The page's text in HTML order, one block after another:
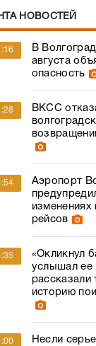
НОВОСТЕЙ
В
августа
опасность
ВКСС
Аэропорт
изменениях
рейсов
«Окликнул
услышал ее
рассказали
историю
Несли